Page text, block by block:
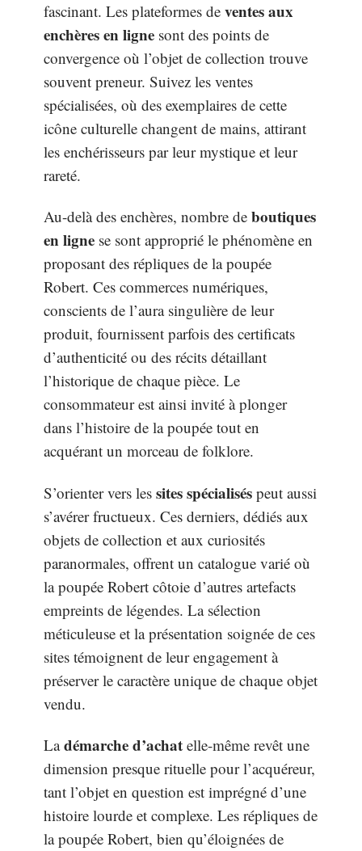
fascinant. Les plateformes de ventes aux
enchères en ligne sont des points de
convergence où l’objet de collection trouve
souvent preneur. Suivez les ventes
spécialisées, où des exemplaires de cette
icône culturelle changent de mains, attirant
les enchérisseurs par leur mystique et leur
rareté.
Au-delà des enchères, nombre de boutiques
en ligne se sont approprié le phénomène en
proposant des répliques de la poupée
Robert. Ces commerces numériques,
conscients de l’aura singulière de leur
produit, fournissent parfois des certificats
d’authenticité ou des récits détaillant
l’historique de chaque pièce. Le
consommateur est ainsi invité à plonger
dans l’histoire de la poupée tout en
acquérant un morceau de folklore.
S’orienter vers les sites spécialisés peut aussi
s’avérer fructueux. Ces derniers, dédiés aux
objets de collection et aux curiosités
paranormales, offrent un catalogue varié où
la poupée Robert côtoie d’autres artefacts
empreints de légendes. La sélection
méticuleuse et la présentation soignée de ces
sites témoignent de leur engagement à
préserver le caractère unique de chaque objet
vendu.
Ladémarche d’achat elle-même revêt une
dimension presque rituelle pour l’acquéreur,
tant l’objet en question est imprégné d’une
histoire lourde et complexe. Les répliques de
la poupée Robert, bien qu’éloignées de